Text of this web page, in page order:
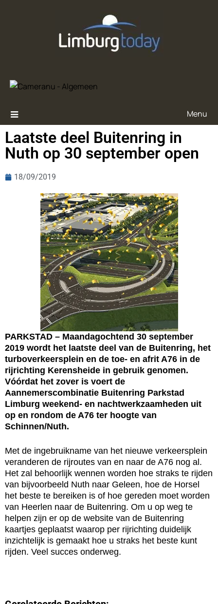
Menu
Laatste deel Buitenring in
Nuth op 30 september open
18/09/2019
PARKSTAD – Maandagochtend 30 september
2019 wordt het laatste deel van de Buitenring, het
turboverkeersplein en de toe- en afrit A76 in de
rijrichting Kerensheide in gebruik genomen.
Vóórdat het zover is voert de
Aannemerscombinatie Buitenring Parkstad
Limburg weekend- en nachtwerkzaamheden uit
op en rondom de A76 ter hoogte van
Schinnen/Nuth.
Met de ingebruikname van het nieuwe verkeersplein
veranderen de rijroutes van en naar de A76 nog al.
Het zal behoorlijk wennen worden hoe straks te rijden
van bijvoorbeeld Nuth naar Geleen, hoe de Horsel
het beste te bereiken is of hoe gereden moet worden
van Heerlen naar de Buitenring. Om u op weg te
helpen zijn er op de website van de Buitenring
kaartjes geplaatst waarop per rijrichting duidelijk
inzichtelijk is gemaakt hoe u straks het beste kunt
rijden. Veel succes onderweg.